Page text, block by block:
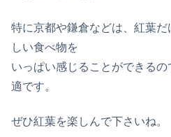
特に京都や鎌倉などは、紅葉
しい食べ物を
いっぱい感じることができる
適です。
ぜひ紅葉を楽しんで下さいね。